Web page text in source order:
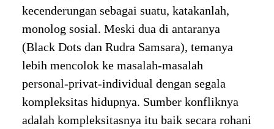
kecenderungan sebagai suatu, katakanlah,
monolog sosial. Meski dua di antaranya
(Black Dots dan Rudra Samsara), temanya
lebih mencolok ke masalah-masalah
personal-privat-individual dengan segala
kompleksitas hidupnya. Sumber konfliknya
adalah kompleksitasnya itu baik secara rohani